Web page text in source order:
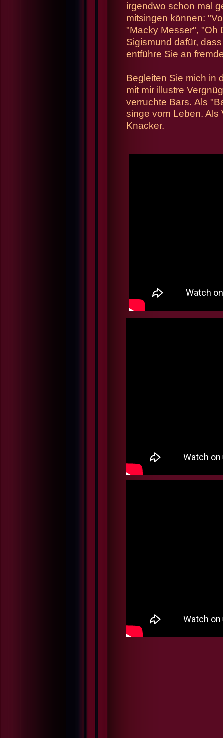
irgendwo schon mal
mitsingen können:
"Macky Messer", "Oh
Sigismund dafür,
entführe Sie an
Begleiten Sie mich in
mit mir illustre
verruchte Bars.Als
singe vom Leben. Als
Knacker.